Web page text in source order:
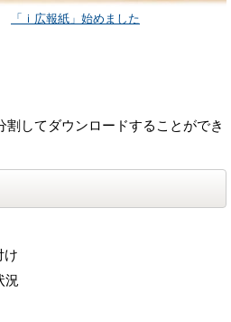
「ｉ広報紙」始めました
割してダウンロードすることができ
け
況